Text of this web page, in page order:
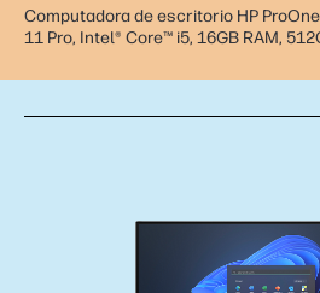
Computadora de escritorio HP
11 Pro, Intel® Core™ i5, 16GB RAM,